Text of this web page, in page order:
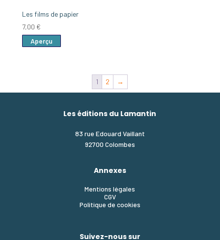
Les films de papier
7,00 €
Aperçu
1 2 →
Les éditions du Lamantin
83 rue Edouard Vaillant
92700 Colombes
Annexes
Mentions légales
CGV
Politique de cookies
Suivez-nous sur